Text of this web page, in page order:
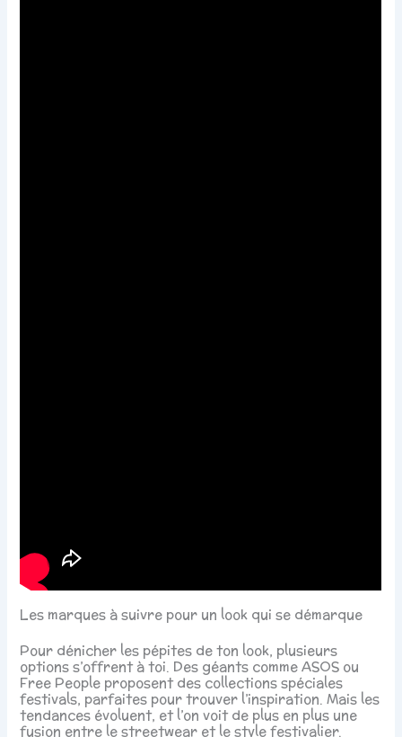
Les marques à suivre pour un look qui se démarque
Pour dénicher les pépites de ton look, plusieurs
options s’offrent à toi. Des géants comme ASOS ou
Free People proposent des collections spéciales
festivals, parfaites pour trouver l’inspiration. Mais les
tendances évoluent, et l’on voit de plus en plus une
fusion entre le streetwear et le style festivalier.